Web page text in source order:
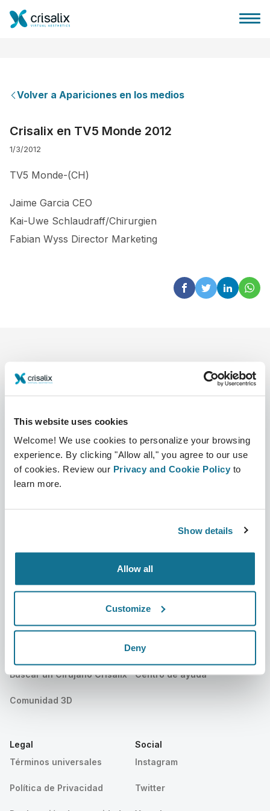
This website uses cookies
Welcome! We use cookies to personalize your browsing
experience. By clicking "Allow all," you agree to our use
of cookies. Review our Privacy and Cookie Policy to
learn more.
Show details
Allow all
Customize
Deny
Plataforma 3D de negocio
Reseñas de pacientes
Volver a Apariciones en los medios
Crisalix en TV5 Monde 2012
1/3/2012
TV5 Monde-(CH)
Jaime Garcia CEO
Kai-Uwe Schlaudraff/Chirurgien
Fabian Wyss Director Marketing
Compañía
Sobre nosotros
Trabajo
Recursos
Cirujanos
Sección Cirujanos
Reseñas de pacientes
Pacientes
Buscar un Cirujano Crisalix
Comunidad 3D
Soporte
Contáctanos
Centro de ayuda
Legal
Términos universales
Política de Privacidad
Social
Instagram
Twitter